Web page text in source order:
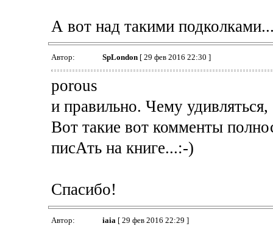
А вот над такими
Автор: SpLondon[ 29 фев 2016 22:30 ]
porous
и правильно. Чему
Вот такие вот комменты
писАть на книге...:-)
Спасибо!
Автор: iaia[ 29 фев 2016 22:29 ]